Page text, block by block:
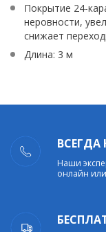
Покрытие 24-
неровности,
снижает
Длина: 3 м
ВСЕГДА
Наши
онлайн